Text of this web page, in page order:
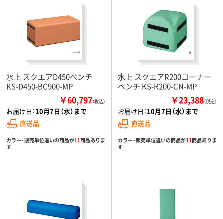
水上 スクエアD450ベンチ
KS-D450-BC900-MP
￥60,797（税込）
お届け日：10月7日（水）まで
直送品
カラー・販売単位違いの商品が11商品ありま
す
水上 スクエアR200コーナー
ベンチ KS-R200-CN-MP
￥23,388（税込）
お届け日：10月7日（水）まで
直送品
カラー・販売単位違いの商品が11商品ありま
す